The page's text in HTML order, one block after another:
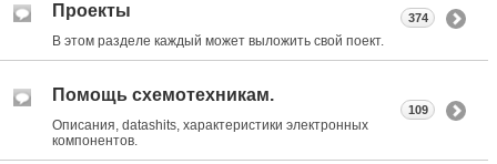
Проекты
В этом разделе каждый может выложить свой поект.
374
Помощь схемотехникам.
Описания, datashits, характеристики электронных
компонентов.
109